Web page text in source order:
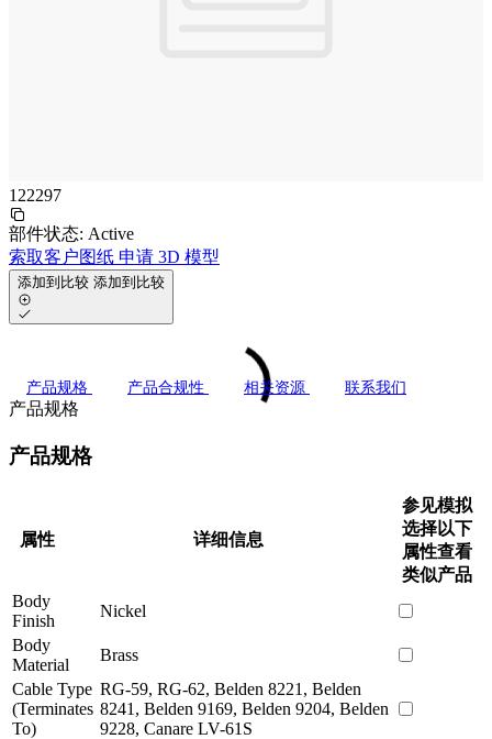
122297
部件状态: Active
索取客户图纸 申请 3D 模型
添加到比较 添加到比较
产品规格 产品合规性 相关资源 联系我们
产品规格
产品规格
属性 详细信息
参见模拟
选择以下
属性查看
类似产品
Body
Finish
Nickel
Body
Material
Brass
Cable Type
(Terminates
To)
RG-59, RG-62, Belden 8221, Belden
8241, Belden 9169, Belden 9204, Belden
9228, Canare LV-61S